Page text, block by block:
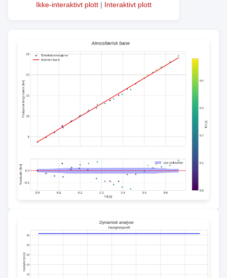
Ikke-interaktivt plott | Interaktivt plott